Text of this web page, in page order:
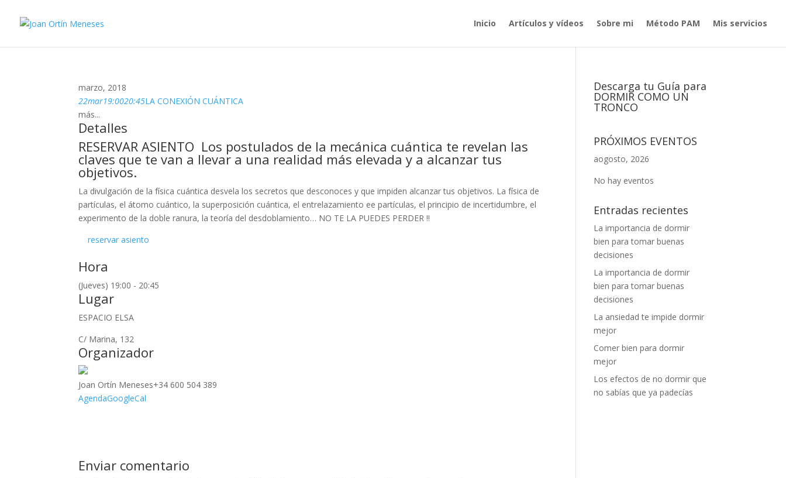
Inicio Artículos y vídeos Sobre mi Método PAM Mis servicios
marzo, 2018
22mar19:0020:45LA CONEXIÓN CUÁNTICA
más...
Detalles
RESERVAR ASIENTO Los postulados de la mecánica cuántica te revelan las
claves que te van a llevar a una realidad más elevada y a alcanzar tus
objetivos.
La divulgación de la física cuántica desvela los secretos que desconoces y que impiden alcanzar tus objetivos. La física de
partículas, el átomo cuántico, la superposición cuántica, el entrelazamiento ee partículas, el principio de incertidumbre, el
experimento de la doble ranura, la teoría del desdoblamiento… NO TE LA PUEDES PERDER !!
reservar asiento
Hora
(Jueves) 19:00 - 20:45
Lugar
ESPACIO ELSA
C/ Marina, 132
Organizador
Joan Ortín Meneses+34 600 504 389
AgendaGoogleCal
Enviar comentario
Descarga tu Guía para
DORMIR COMO UN
TRONCO
PRÓXIMOS EVENTOS
aogosto, 2026
No hay eventos
Entradas recientes
La importancia de dormir
bien para tomar buenas
decisiones
La importancia de dormir
bien para tomar buenas
decisiones
La ansiedad te impide dormir
mejor
Comer bien para dormir
mejor
Los efectos de no dormir que
no sabías que ya padecías